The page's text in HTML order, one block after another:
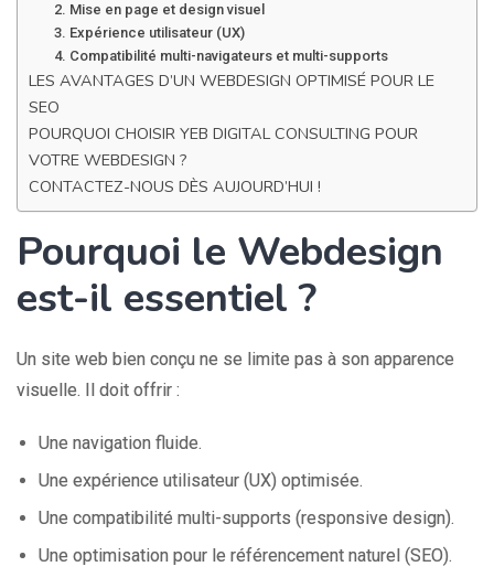
2. Mise en page et design visuel
3. Expérience utilisateur (UX)
4. Compatibilité multi-navigateurs et multi-supports
LES AVANTAGES D’UN WEBDESIGN OPTIMISÉ POUR LE
SEO
POURQUOI CHOISIR YEB DIGITAL CONSULTING POUR
VOTRE WEBDESIGN ?
CONTACTEZ-NOUS DÈS AUJOURD’HUI !
Pourquoi le Webdesign
est-il essentiel ?
Un site web bien conçu ne se limite pas à son apparence
visuelle. Il doit offrir :
Une navigation fluide.
Une expérience utilisateur (UX) optimisée.
Une compatibilité multi-supports (responsive design).
Une optimisation pour le référencement naturel (SEO).